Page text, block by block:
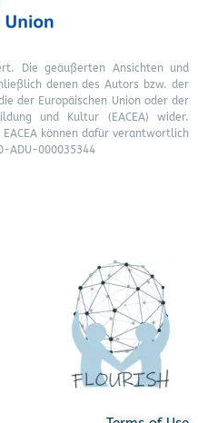
Die geäußerten Ansichten und
denen des Autors bzw. der
der Europäischen Union oder der
und Kultur (EACEA) wider.
können dafür verantwortlich
ADU-000035344